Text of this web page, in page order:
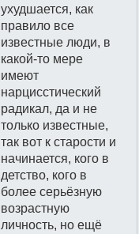
ухудшается, как
правило все
известные люди, в
какой-то мере
имеют
нарцисстический
радикал, да и не
только известные,
так вот к старости и
начинается, кого в
детство, кого в
более серьёзную
возрастную
личность, но ещё